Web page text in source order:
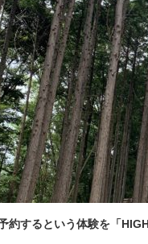
約するという体験を「